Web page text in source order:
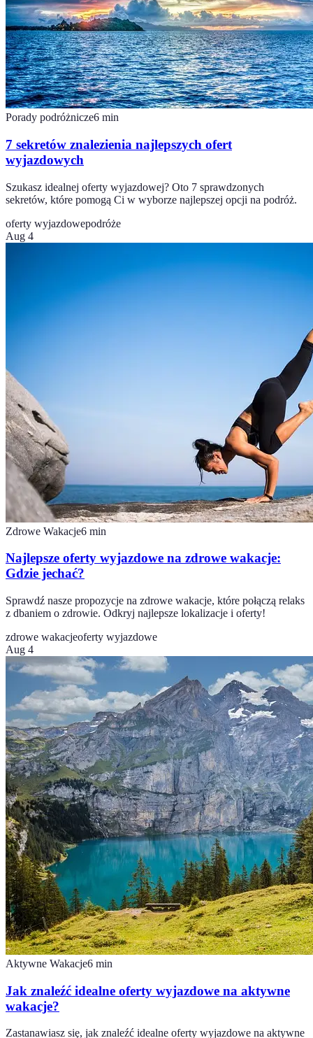
Porady podróżnicze6 min
7 sekretów znalezienia najlepszych ofert
wyjazdowych
Szukasz idealnej oferty wyjazdowej? Oto 7 sprawdzonych
sekretów, które pomogą Ci w wyborze najlepszej opcji na podróż.
oferty wyjazdowepodróże
Aug 4
Zdrowe Wakacje6 min
Najlepsze oferty wyjazdowe na zdrowe wakacje:
Gdzie jechać?
Sprawdź nasze propozycje na zdrowe wakacje, które połączą relaks
z dbaniem o zdrowie. Odkryj najlepsze lokalizacje i oferty!
zdrowe wakacjeoferty wyjazdowe
Aug 4
Aktywne Wakacje6 min
Jak znaleźć idealne oferty wyjazdowe na aktywne
wakacje?
Zastanawiasz się, jak znaleźć idealne oferty wyjazdowe na aktywne